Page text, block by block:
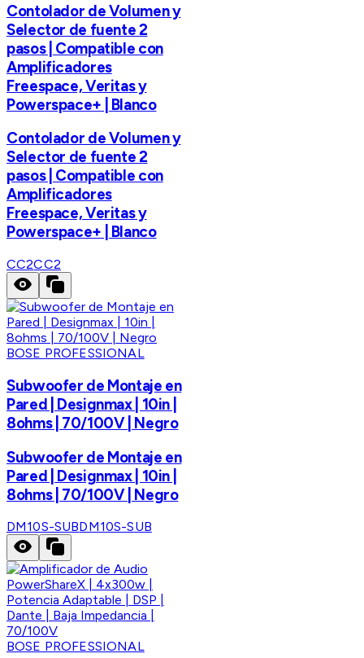
Contolador de Volumen y
Selector de fuente 2
pasos | Compatible con
Amplificadores
Freespace, Veritas y
Powerspace+ | Blanco
Contolador de Volumen y
Selector de fuente 2
pasos | Compatible con
Amplificadores
Freespace, Veritas y
Powerspace+ | Blanco
CC2CC2
BOSE PROFESSIONAL
Subwoofer de Montaje en
Pared | Designmax | 10in |
8ohms | 70/100V | Negro
Subwoofer de Montaje en
Pared | Designmax | 10in |
8ohms | 70/100V | Negro
DM10S-SUBDM10S-SUB
BOSE PROFESSIONAL